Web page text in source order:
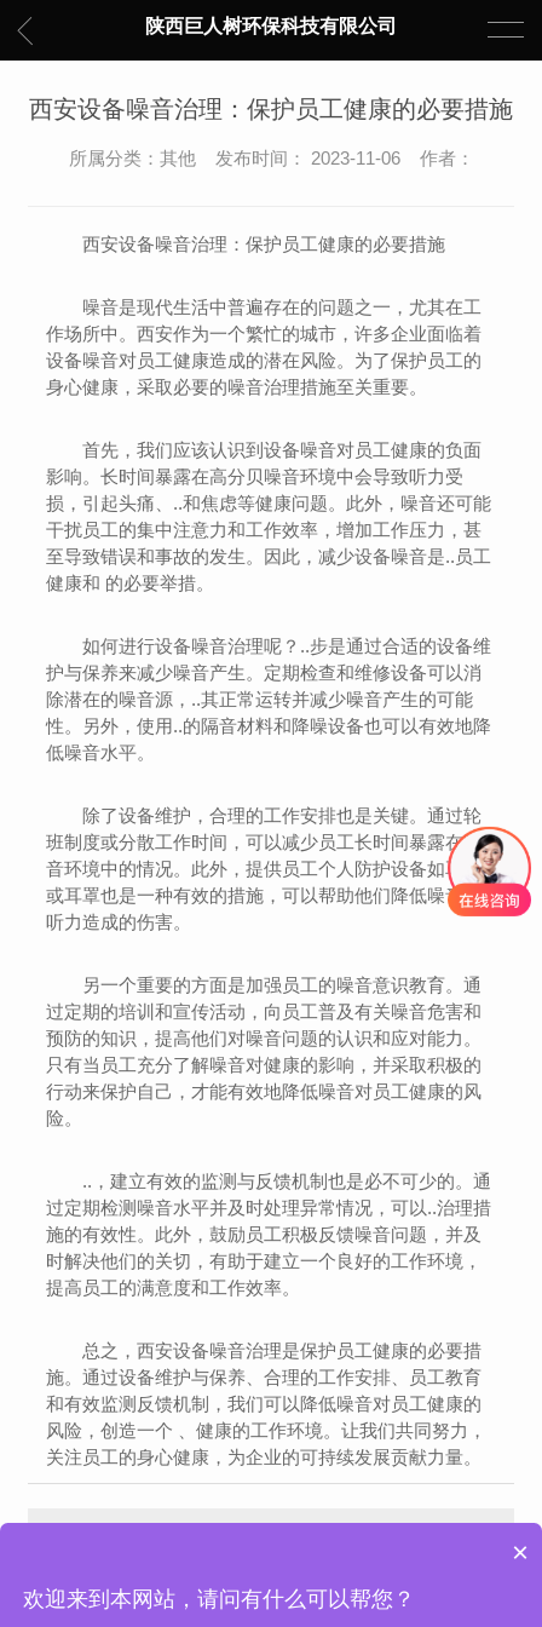
陕西巨人树环保科技有限公司
西安设备噪音治理：保护员工健康的必要措施
所属分类：其他 发布时间： 2023-11-06 作者：
西安设备噪音治理：保护员工健康的必要措施
噪音是现代生活中普遍存在的问题之一，尤其在工
作场所中。西安作为一个繁忙的城市，许多企业面临着
设备噪音对员工健康造成的潜在风险。为了保护员工的
身心健康，采取必要的噪音治理措施至关重要。
首先，我们应该认识到设备噪音对员工健康的负面
影响。长时间暴露在高分贝噪音环境中会导致听力受
损，引起头痛、..和焦虑等健康问题。此外，噪音还可能
干扰员工的集中注意力和工作效率，增加工作压力，甚
至导致错误和事故的发生。因此，减少设备噪音是..员工
健康和 的必要举措。
如何进行设备噪音治理呢？..步是通过合适的设备维
护与保养来减少噪音产生。定期检查和维修设备可以消
除潜在的噪音源，..其正常运转并减少噪音产生的可能
性。另外，使用..的隔音材料和降噪设备也可以有效地降
低噪音水平。
除了设备维护，合理的工作安排也是关键。通过轮
班制度或分散工作时间，可以减少员工长时间暴露在噪
音环境中的情况。此外，提供员工个人防护设备如耳塞
或耳罩也是一种有效的措施，可以帮助他们降低噪音对
听力造成的伤害。
另一个重要的方面是加强员工的噪音意识教育。通
过定期的培训和宣传活动，向员工普及有关噪音危害和
预防的知识，提高他们对噪音问题的认识和应对能力。
只有当员工充分了解噪音对健康的影响，并采取积极的
行动来保护自己，才能有效地降低噪音对员工健康的风
险。
..，建立有效的监测与反馈机制也是必不可少的。通
过定期检测噪音水平并及时处理异常情况，可以..治理措
施的有效性。此外，鼓励员工积极反馈噪音问题，并及
时解决他们的关切，有助于建立一个良好的工作环境，
提高员工的满意度和工作效率。
总之，西安设备噪音治理是保护员工健康的必要措
施。通过设备维护与保养、合理的工作安排、员工教育
和有效监测反馈机制，我们可以降低噪音对员工健康的
风险，创造一个 、健康的工作环境。让我们共同努力，
关注员工的身心健康，为企业的可持续发展贡献力量。
×
欢迎来到本网站，请问有什么可以帮您？